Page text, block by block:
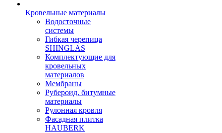
Кровельные материалы
Водосточные
системы
Гибкая черепица
SHINGLAS
Комплектующие для
кровельных
материалов
Мембраны
Рубероид, битумные
материалы
Рулонная кровля
Фасадная плитка
HAUBERK